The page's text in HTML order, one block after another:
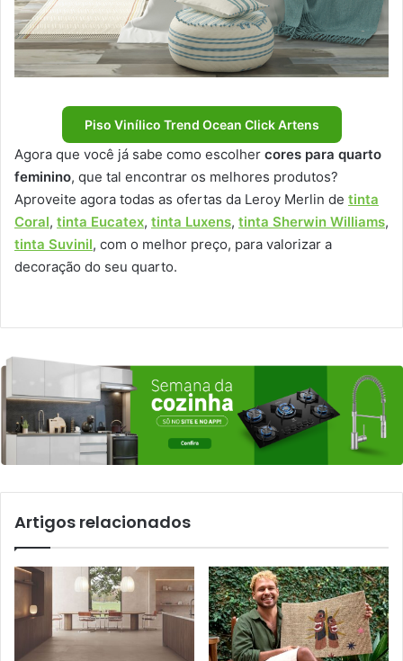
Piso Vinílico Trend Ocean Click Artens
Agora que você já sabe como escolher cores para quarto
feminino, que tal encontrar os melhores produtos?
Aproveite agora todas as ofertas da Leroy Merlin de tinta
Coral, tinta Eucatex, tinta Luxens, tinta Sherwin Williams,
tinta Suvinil, com o melhor preço, para valorizar a
decoração do seu quarto.
Artigos relacionados